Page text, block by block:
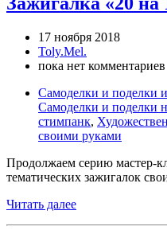
17 ноября 2018
Toly.Mel.
пока нет комментариев
Самоделки и поделки
Самоделки и поделки
стимпанк,
своими руками
Продолжаем серию мастер-
тематических зажигалок
Читать далее